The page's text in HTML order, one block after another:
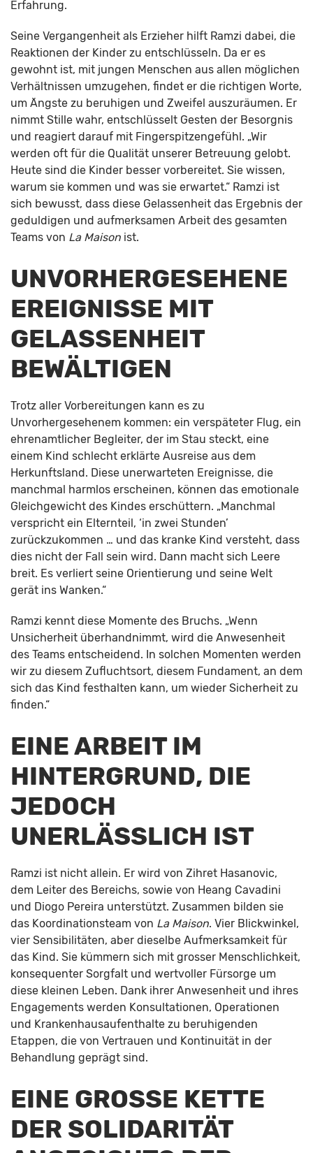
Erfahrung.
Seine Vergangenheit als Erzieher hilft Ramzi dabei, die
Reaktionen der Kinder zu entschlüsseln. Da er es
gewohnt ist, mit jungen Menschen aus allen möglichen
Verhältnissen umzugehen, findet er die richtigen Worte,
um Ängste zu beruhigen und Zweifel auszuräumen. Er
nimmt Stille wahr, entschlüsselt Gesten der Besorgnis
und reagiert darauf mit Fingerspitzengefühl. „Wir
werden oft für die Qualität unserer Betreuung gelobt.
Heute sind die Kinder besser vorbereitet. Sie wissen,
warum sie kommen und was sie erwartet.“ Ramzi ist
sich bewusst, dass diese Gelassenheit das Ergebnis der
geduldigen und aufmerksamen Arbeit des gesamten
Teams von La Maison ist.
UNVORHERGESEHENE
EREIGNISSE MIT
GELASSENHEIT
BEWÄLTIGEN
Trotz aller Vorbereitungen kann es zu
Unvorhergesehenem kommen: ein verspäteter Flug, ein
ehrenamtlicher Begleiter, der im Stau steckt, eine
einem Kind schlecht erklärte Ausreise aus dem
Herkunftsland. Diese unerwarteten Ereignisse, die
manchmal harmlos erscheinen, können das emotionale
Gleichgewicht des Kindes erschüttern. „Manchmal
verspricht ein Elternteil, ‘in zwei Stunden’
zurückzukommen … und das kranke Kind versteht, dass
dies nicht der Fall sein wird. Dann macht sich Leere
breit. Es verliert seine Orientierung und seine Welt
gerät ins Wanken.“
Ramzi kennt diese Momente des Bruchs. „Wenn
Unsicherheit überhandnimmt, wird die Anwesenheit
des Teams entscheidend. In solchen Momenten werden
wir zu diesem Zufluchtsort, diesem Fundament, an dem
sich das Kind festhalten kann, um wieder Sicherheit zu
finden.“
EINE ARBEIT IM
HINTERGRUND, DIE
JEDOCH
UNERLÄSSLICH IST
Ramzi ist nicht allein. Er wird von Zihret Hasanovic,
dem Leiter des Bereichs, sowie von Heang Cavadini
und Diogo Pereira unterstützt. Zusammen bilden sie
das Koordinationsteam von La Maison. Vier Blickwinkel,
vier Sensibilitäten, aber dieselbe Aufmerksamkeit für
das Kind. Sie kümmern sich mit grosser Menschlichkeit,
konsequenter Sorgfalt und wertvoller Fürsorge um
diese kleinen Leben. Dank ihrer Anwesenheit und ihres
Engagements werden Konsultationen, Operationen
und Krankenhausaufenthalte zu beruhigenden
Etappen, die von Vertrauen und Kontinuität in der
Behandlung geprägt sind.
EINE GROSSE KETTE
DER SOLIDARITÄT